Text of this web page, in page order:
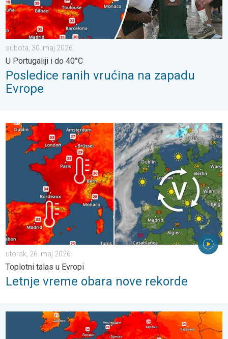
subota, 30. maj 2026.
U Portugaliji i do 40°C
Posledice ranih vrućina na zapadu
Evrope
Letnje vreme obara nove rekorde. Toplotni talas u Evropi. . .
utorak, 26. maj 2026.
Toplotni talas u Evropi
Letnje vreme obara nove rekorde
Rekordni toplotni talas u Evropi. Temperature preko 35°C. . .